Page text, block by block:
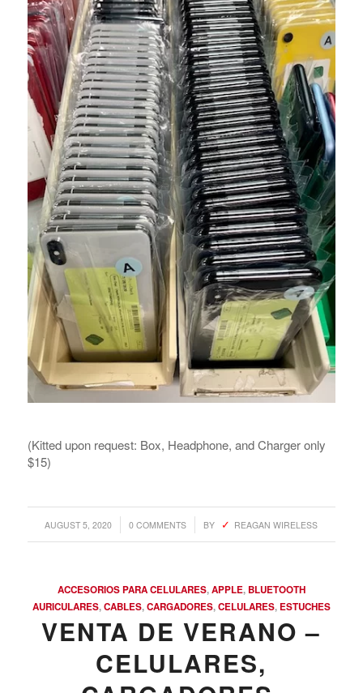
(Kitted upon request: Box, Headphone, and Charger only
$15)
AUGUST 5, 2020
/ 0 COMMENTS
/ BY REAGAN WIRELESS
ACCESORIOS PARA CELULARES,APPLE, BLUETOOTH
AURICULARES,CABLES,CARGADORES,CELULARES, ESTUCHES
VENTA DE VERANO –
CELULARES,